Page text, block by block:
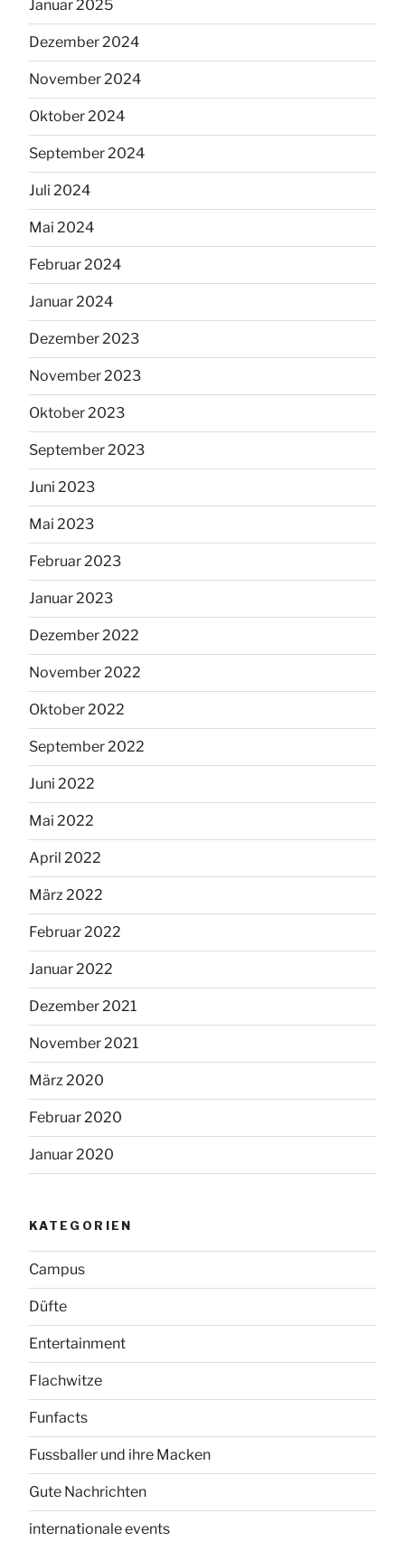
Januar 2025
Dezember 2024
November 2024
Oktober 2024
September 2024
Juli 2024
Mai 2024
Februar 2024
Januar 2024
Dezember 2023
November 2023
Oktober 2023
September 2023
Juni 2023
Mai 2023
Februar 2023
Januar 2023
Dezember 2022
November 2022
Oktober 2022
September 2022
Juni 2022
Mai 2022
April 2022
März 2022
Februar 2022
Januar 2022
Dezember 2021
November 2021
März 2020
Februar 2020
Januar 2020
KATEGORIEN
Campus
Düfte
Entertainment
Flachwitze
Funfacts
Fussballer und ihre Macken
Gute Nachrichten
internationale events